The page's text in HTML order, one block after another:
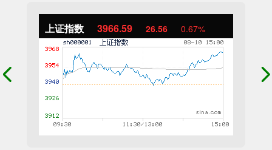
上证指数 3966.59 26.56 0.67%